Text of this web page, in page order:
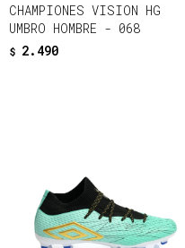
CHAMPIONES VISION HG
UMBRO HOMBRE - 068
$ 2.490